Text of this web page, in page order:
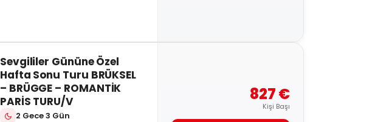
Sevgililer Gününe Özel
Hafta Sonu Turu BRÜKSEL
– BRÜGGE – ROMANTİK
PARİS TURU/V
2 Gece 3 Gün
827 €
Kişi Başı